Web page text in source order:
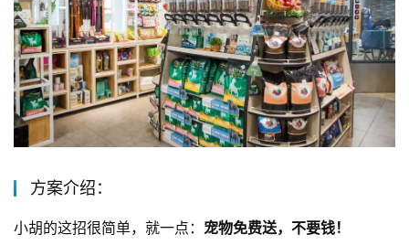
方案介绍：
小胡的这招很简单，就一点： 宠物免费送，不要钱！